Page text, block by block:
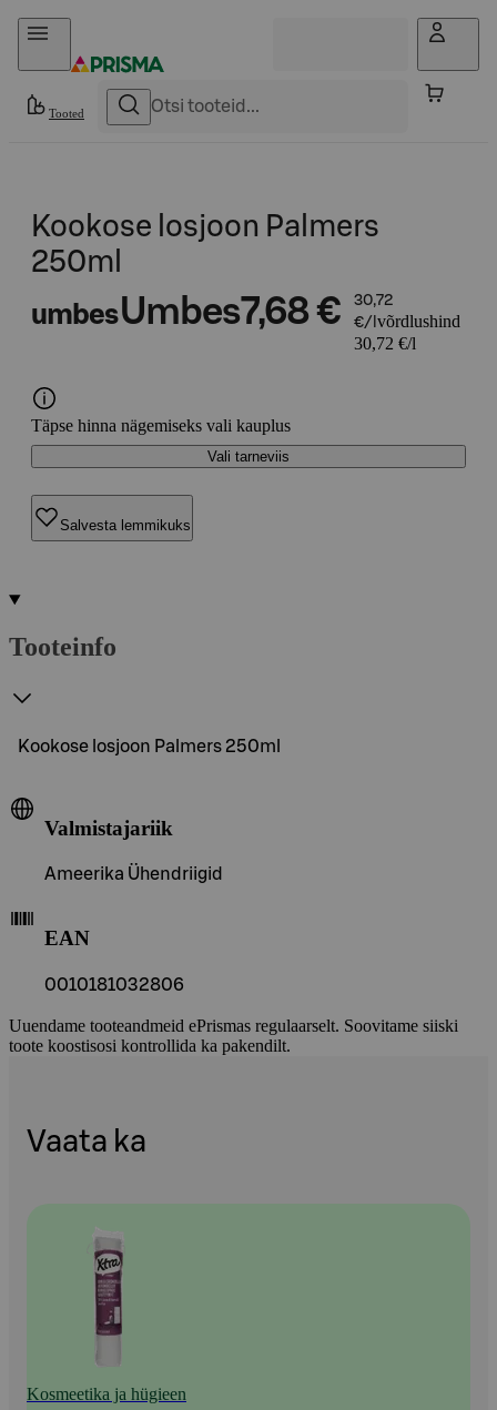
Otse sisu juurde
Tooted
Kookose losjoon Palmers
250ml
umbesUmbes7,68 €
30,72
€/l võrdlushind
30,72 €/l
Täpse hinna nägemiseks vali kauplus
Vali tarneviis
Salvesta lemmikuks
Tooteinfo
Kookose losjoon Palmers 250ml
Valmistajariik
Ameerika Ühendriigid
EAN
0010181032806
Uuendame tooteandmeid ePrismas regulaarselt. Soovitame siiski
toote koostisosi kontrollida ka pakendilt.
Vaata ka
Kosmeetika ja hügieen